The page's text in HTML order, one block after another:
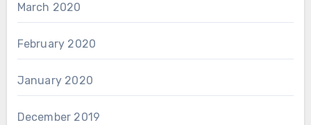
March 2020
February 2020
January 2020
December 2019